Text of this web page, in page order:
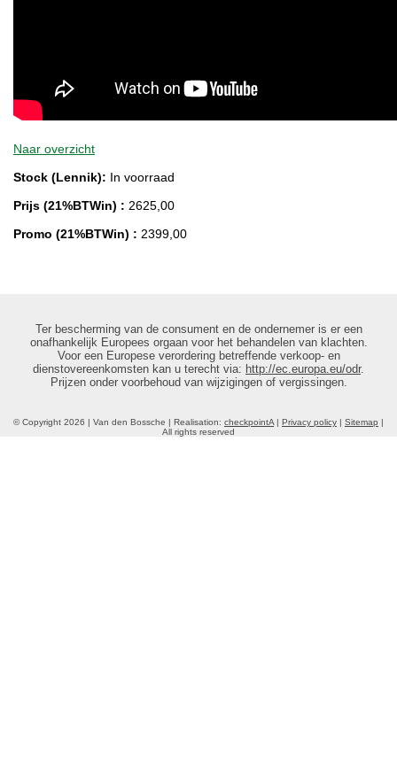
Naar overzicht
Stock (Lennik): In voorraad
Prijs (21%BTWin) : 2625,00
Promo (21%BTWin) : 2399,00
Ter bescherming van de consument en de ondernemer is er een
onafhankelijk Europees orgaan voor het behandelen van klachten.
Voor een Europese verordering betreffende verkoop- en
dienstovereenkomsten kan u terecht via: http://ec.europa.eu/odr.
Prijzen onder voorbehoud van wijzigingen of vergissingen.
© Copyright 2026 | Van den Bossche | Realisation: checkpointA | Privacy policy | Sitemap |
All rights reserved